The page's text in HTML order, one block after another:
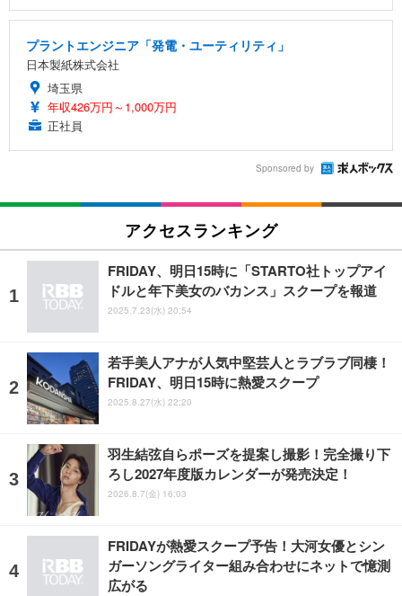
プラントエンジニア「発電・ユーティリティ」
日本製紙株式会社
埼玉県
年収426万円～1,000万円
正社員
Sponsored by
アクセスランキング
FRIDAY、明日15時に「STARTO社トップアイ
ドルと年下美女のバカンス」スクープを報道
2025.7.23(水) 20:54
若手美人アナが人気中堅芸人とラブラブ同棲！
FRIDAY、明日15時に熱愛スクープ
2025.8.27(水) 22:20
羽生結弦自らポーズを提案し撮影！完全撮り下
ろし2027年度版カレンダーが発売決定！
2026.8.7(金) 16:03
FRIDAYが熱愛スクープ予告！大河女優とシン
ガーソングライター組み合わせにネットで憶測
広がる